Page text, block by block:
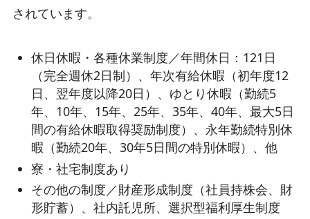
されています。
休日休暇・各種休業制度／年間休日：121日
（完全週休2日制）、年次有給休暇（初年度12
日、翌年度以降20日）、ゆとり休暇（勤続5
年、10年、15年、25年、35年、40年、最大5日
間の有給休暇取得奨励制度）、永年勤続特別休
暇（勤続20年、30年5日間の特別休暇）、他
寮・社宅制度あり
その他の制度／財産形成制度（社員持株会、財
形貯蓄）、社内託児所、選択型福利厚生制度